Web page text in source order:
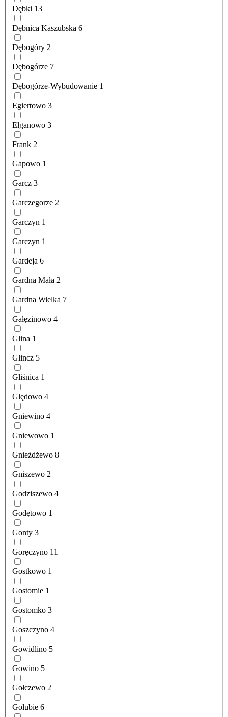
Dębki 13
Dębnica Kaszubska 6
Dębogóry 2
Dębogórze 7
Dębogórze-Wybudowanie 1
Egiertowo 3
Ełganowo 3
Frank 2
Gapowo 1
Garcz 3
Garczegorze 2
Garczyn 1
Garczyn 1
Gardeja 6
Gardna Mała 2
Gardna Wielka 7
Gałęzinowo 4
Glina 1
Glincz 5
Gliśnica 1
Ględowo 4
Gniewino 4
Gniewowo 1
Gnieżdżewo 8
Gniszewo 2
Godziszewo 4
Godętowo 1
Gonty 3
Goręczyno 11
Gostkowo 1
Gostomie 1
Gostomko 3
Goszczyno 4
Gowidlino 5
Gowino 5
Gołczewo 2
Gołubie 6